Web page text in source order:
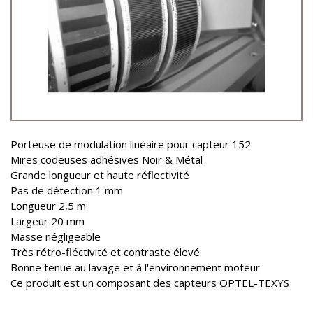
Porteuse de modulation linéaire pour capteur 152
Mires codeuses adhésives Noir & Métal
Grande longueur et haute réflectivité
Pas de détection 1 mm
Longueur 2,5 m
Largeur 20 mm
Masse négligeable
Très rétro-fléctivité et contraste élevé
Bonne tenue au lavage et à l'environnement moteur
Ce produit est un composant des capteurs OPTEL-TEXYS